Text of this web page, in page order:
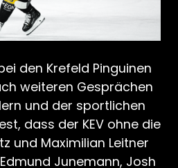
den Krefeld Pinguinen
weiteren Gesprächen
und der sportlichen
dass der KEV ohne die
und Maximilian Leitner
Junemann, Josh